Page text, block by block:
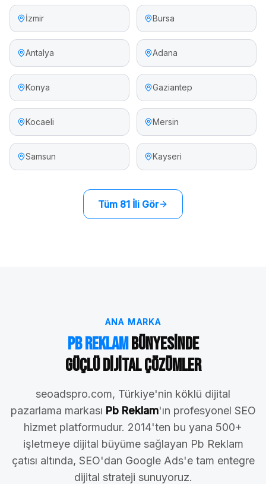
İzmir Bursa
Antalya Adana
Konya Gaziantep
Kocaeli Mersin
Samsun Kayseri
Tüm 81 İli Gör
ANA MARKA
Pb ReklamBünyesinde
Güçlü Dijital Çözümler
seoadspro.com, Türkiye'nin köklü dijital
pazarlama markası Pb Reklam'ın profesyonel SEO
hizmet platformudur. 2014'ten bu yana 500+
işletmeye dijital büyüme sağlayan Pb Reklam
çatısı altında, SEO'dan Google Ads'e tam entegre
dijital strateji sunuyoruz.